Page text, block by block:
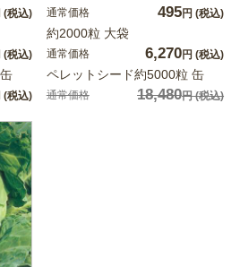
(税込)
(税込)
(税込)
通常価格 495円 (税込)
約2000粒 大袋
通常価格 6,270円 (税込)
ペレットシード約5000粒 缶
通常価格 18,480円(税込)